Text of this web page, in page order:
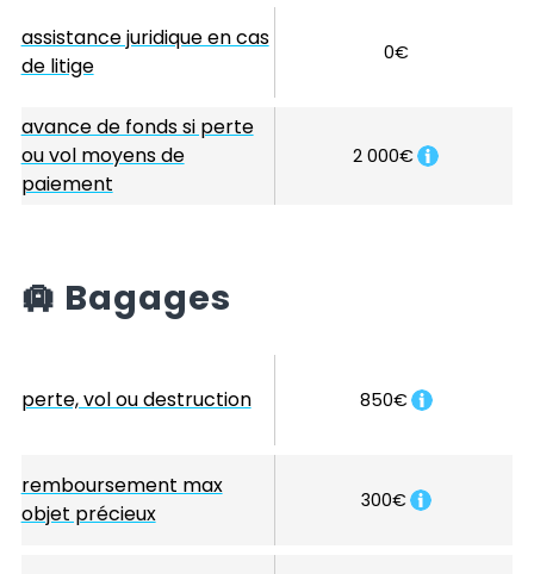
assistance juridique en cas
de litige
0€
avance de fonds si perte
ou vol moyens de
paiement
2 000€
🛄 Bagages
perte, vol ou destruction 850€
remboursement max
objet précieux
300€